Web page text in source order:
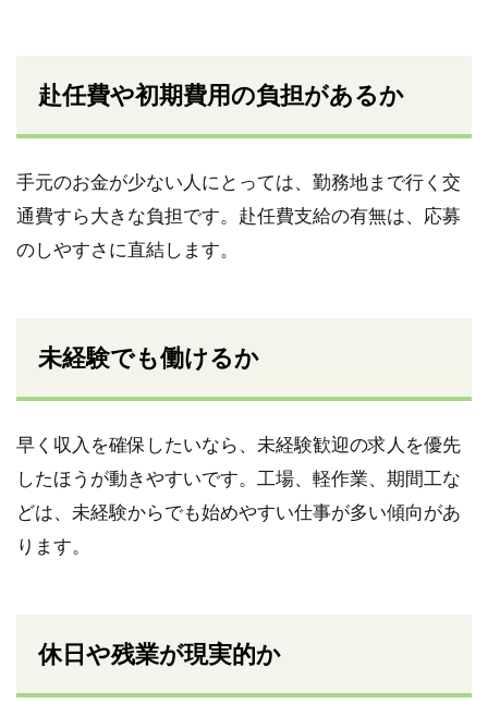
赴任費や初期費用の負担があるか
手元のお金が少ない人にとっては、勤務地まで行く交
通費すら大きな負担です。赴任費支給の有無は、応募
のしやすさに直結します。
未経験でも働けるか
早く収入を確保したいなら、未経験歓迎の求人を優先
したほうが動きやすいです。工場、軽作業、期間工な
どは、未経験からでも始めやすい仕事が多い傾向があ
ります。
休日や残業が現実的か